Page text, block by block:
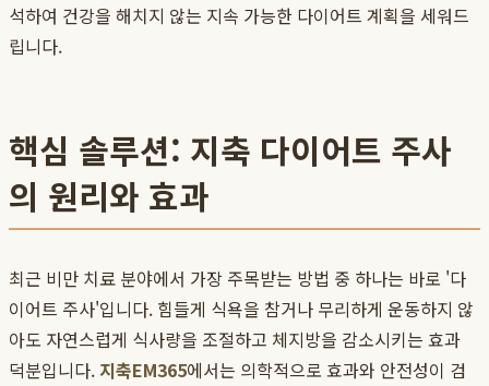
석하여 건강을 해치지 않는 지속 가능한 다이어트 계획을 세워드
립니다.
핵심 솔루션: 지축 다이어트 주사
의 원리와 효과
최근 비만 치료 분야에서 가장 주목받는 방법 중 하나는 바로 '다
이어트 주사'입니다. 힘들게 식욕을 참거나 무리하게 운동하지 않
아도 자연스럽게 식사량을 조절하고 체지방을 감소시키는 효과
덕분입니다. 지축EM365에서는 의학적으로 효과와 안전성이 검